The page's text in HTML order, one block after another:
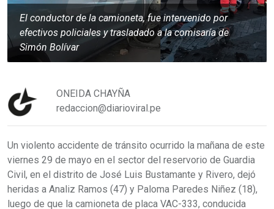
El conductor de la camioneta, fue intervenido por
efectivos policiales y trasladado a la comisaría de
Simón Bolívar
ONEIDA CHAYÑA
redaccion@diarioviral.pe
Un violento accidente de tránsito ocurrido la mañana de este
viernes 29 de mayo en el sector del reservorio de Guardia
Civil, en el distrito de José Luis Bustamante y Rivero, dejó
heridas a Analiz Ramos (47) y Paloma Paredes Niñez (18),
luego de que la camioneta de placa VAC-333, conducida